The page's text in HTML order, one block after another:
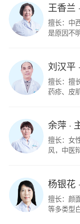
王香兰
擅长：中
是原因不
刘汉平
擅长：擅
药疹、皮
余萍·
擅长：女
风，中医
杨银花
擅长：颜
等多类型